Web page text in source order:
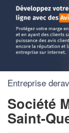
Entreprise
Société
Saint-